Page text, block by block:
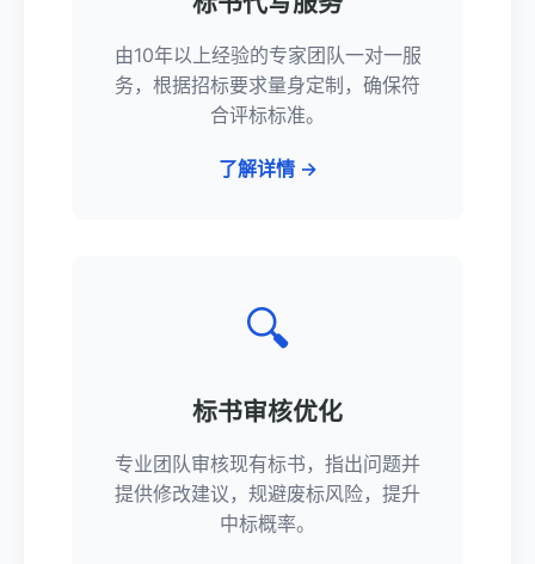
由10年以上经验的专家团队一对一服
务，根据招标要求量身定制，确保符
合评标标准。
了解详情 →
🔍
标书审核优化
专业团队审核现有标书，指出问题并
提供修改建议，规避废标风险，提升
中标概率。